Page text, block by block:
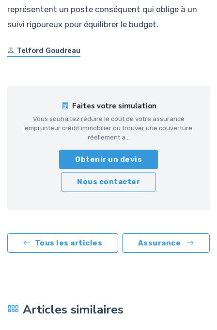
représentent un poste conséquent qui oblige à un
suivi rigoureux pour équilibrer le budget.
Telford Goudreau
Faites votre simulation
Vous souhaitez réduire le coût de votre assurance
emprunteur crédit immobilier ou trouver une couverture
réellement a...
Obtenir un devis
Nous contacter
Tous les articles Assurance
Articles similaires